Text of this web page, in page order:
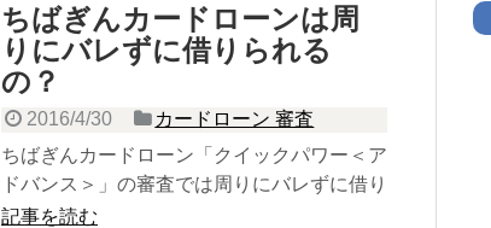
ちばぎんカードローンは周
りにバレずに借りられる
の？
2016/4/30
カードローン 審査
ちばぎんカードローン「クイックパワー＜ア
ドバンス＞」の審査では周りにバレずに借り
られるのかについてご紹介しています。
記事を読む